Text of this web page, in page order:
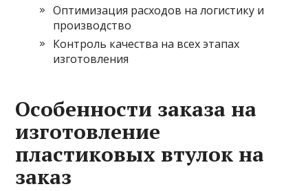
Оптимизация расходов на логистику и
производство
Контроль качества на всех этапах
изготовления
Особенности заказа на
изготовление
пластиковых втулок на
заказ